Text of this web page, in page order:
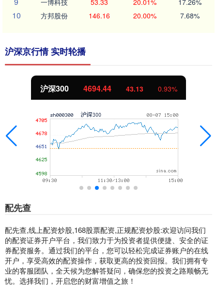
一博科技 53.33 20.01% 17.26%
10 方邦股份 146.16 20.00% 7.68%
沪深京行情 实时轮播
沪深300 4694.44 43.13 0.93%
配先查
配先查,线上配资炒股,168股票配资,正规配资炒股:欢迎访问我们
的配资证券开户平台，我们致力于为投资者提供便捷、安全的证
券配资服务。通过我们的平台，您可以轻松完成证券账户的在线
开户，享受高效的配资操作，获取更高的投资回报。我们拥有专
业的客服团队，全天候为您解答疑问，确保您的投资之路顺畅无
忧。选择我们，开启您的财富增值之旅！